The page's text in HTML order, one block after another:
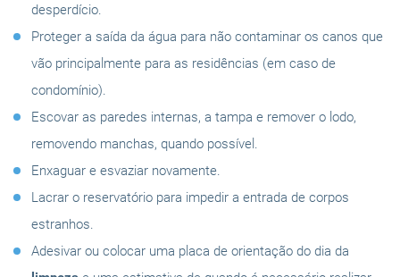
desperdício.
Proteger a saída da água para não contaminar os canos que
vão principalmente para as residências (em caso de
condomínio).
Escovar as paredes internas, a tampa e remover o lodo,
removendo manchas, quando possível.
Enxaguar e esvaziar novamente.
Lacrar o reservatório para impedir a entrada de corpos
estranhos.
Adesivar ou colocar uma placa de orientação do dia da